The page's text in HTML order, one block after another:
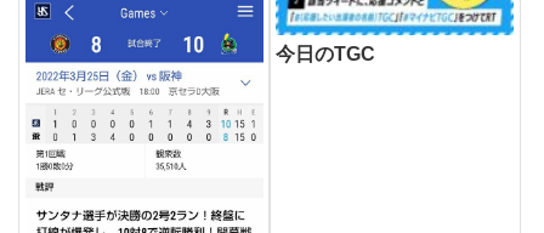
今日のTGC